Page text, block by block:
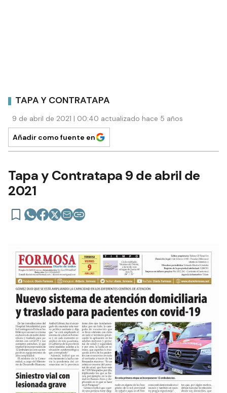
TAPA Y CONTRATAPA
9 de abril de 2021 | 00:40 actualizado hace 5 años
Añadir como fuente en
Tapa y Contratapa 9 de abril de
2021